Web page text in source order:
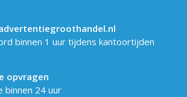
binnen 1 uur tijdens kantoortijden
opvragen
binnen 24 uur